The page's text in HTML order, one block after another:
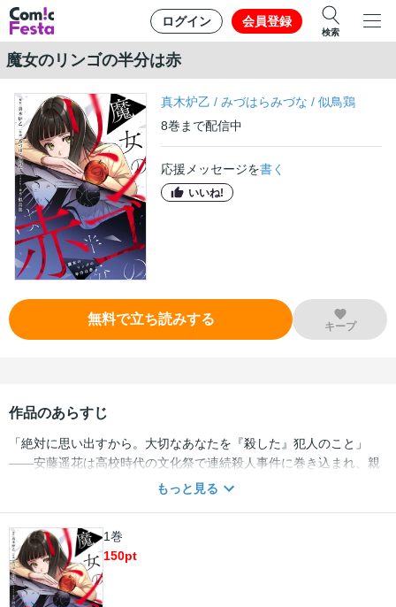
ログイン 会員登録
検索
魔女のリンゴの半分は赤
真木炉乙 /みづはらみづな /似鳥鶏
8巻 まで配信中
応援メッセージを書く
いいね!
無料で立ち読みする キープ
作品のあらすじ
「絶対に思い出すから。大切なあなたを『殺した』犯人のこと」
――安藤遥花は高校時代の文化祭で連続殺人事件に巻き込まれ、親
友を喪い、自らも10年の昏睡状態にあった。 目覚めた遥花が働きは
男子から「10年後にお互い独身だったら結婚しよう」と提案された
思い出がフラッシュバックする…。 その日から遥花は「入江」と共
に、数々の難事件に遭遇する。そしてそれらの事件の裏で暗躍する
謎の新薬、「Snow White」… 果たして遥花はあの事件の犯人を突
もっと見る
1巻
150pt